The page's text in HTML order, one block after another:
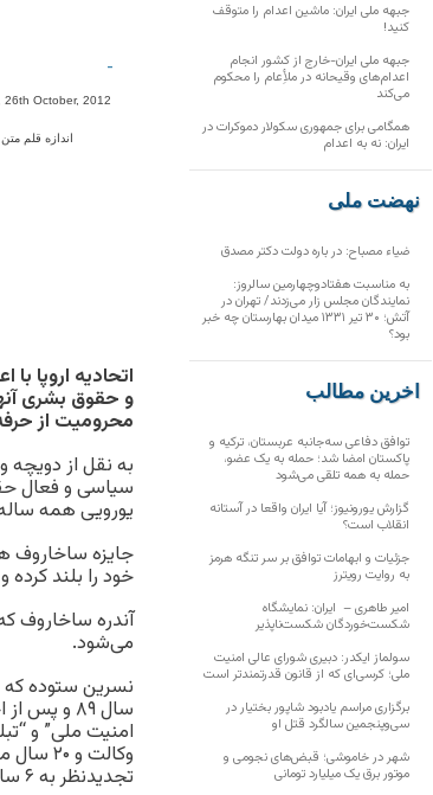
-
26th October, 2012
اندازه قلم متن
اتحادیه اروپا
محرومیت از
یورویی همه
جایزه ساخاروف
خود را بلند کرده
آندره ساخاروف
می‌شود.
نسرین ستوده که
سال ۸۹ و
تجدیدنظر به ۶ سال کاهش یافت.
جبهه ملی ایران: ماشین اعدام را متوقف
کنید!
جبهه ملی ایران-خارج از کشور انجام
اعدام‌های وقیحانه در ملأِعام را محکوم
می‌کند
همگامی برای جمهوری سکولار دموکرات در
ایران: نه به اعدام
نهضت ملی
ضیاء مصباح: در باره دولت دکتر مصدق
به مناسبت هفتادوچهارمین سالروز:
نمایندگان مجلس زار می‌زدند/ تهران در
آتش؛ ۳۰ تیر ۱۳۳۱ میدان بهارستان چه خبر
بود؟
آخرین مطالب
توافق دفاعی سه‌جانبه عربستان، ترکیه و
پاکستان امضا شد؛ حمله به یک عضو،
حمله به همه تلقی می‌شود
گزارش یورونیوز؛ آیا ایران واقعا در آستانه
انقلاب است؟
جزئیات و ابهامات توافق بر سر تنگه هرمز
به روایت رویترز
امیر طاهری – ایران: نمایشگاه
شکست‌خوردگان شکست‌ناپذیر
سولماز ایکدر: دبیری شورای عالی امنیت
ملی؛ کرسی‌ای که از قانون قدرتمندتر است
برگزاری مراسم یادبود شاپور بختیار در
سی‌وپنجمین سالگرد قتل او
شهر در خاموشی؛ قبض‌های نجومی و
موتور برق یک میلیارد تومانی